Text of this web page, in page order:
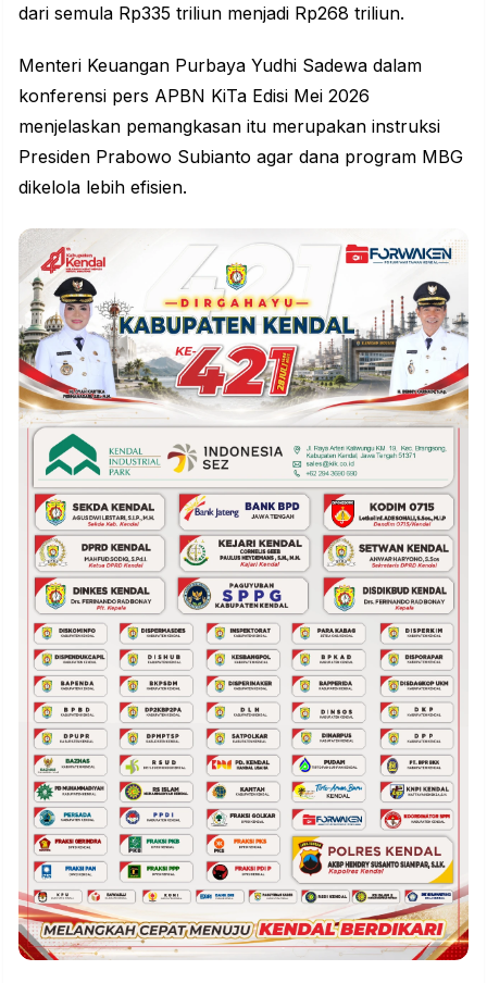
dari semula Rp335 triliun menjadi Rp268 triliun.
Menteri Keuangan Purbaya Yudhi Sadewa dalam
konferensi pers APBN KiTa Edisi Mei 2026
menjelaskan pemangkasan itu merupakan instruksi
Presiden Prabowo Subianto agar dana program MBG
dikelola lebih efisien.